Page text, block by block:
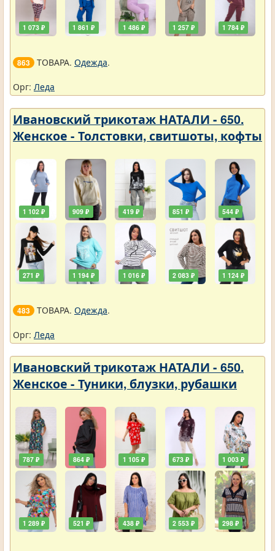
1 073 ₽ 1 861 ₽ 1 486 ₽ 1 257 ₽ 1 784 ₽
863 ТОВАРА. Одежда.
Орг: Леда
Ивановский трикотаж НАТАЛИ - 650.
Женское - Толстовки, свитшоты, кофты
1 102 ₽
271 ₽
909 ₽
1 194 ₽
419 ₽
1 016 ₽
851 ₽
2 083 ₽
544 ₽
1 124 ₽
483 ТОВАРА. Одежда.
Орг: Леда
Ивановский трикотаж НАТАЛИ - 650.
Женское - Туники, блузки, рубашки
787 ₽
1 289 ₽
864 ₽
521 ₽
1 105 ₽
438 ₽
673 ₽
2 553 ₽
1 003 ₽
298 ₽